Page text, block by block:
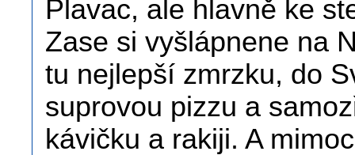
Plavac, ale hlavně ke
Zase si vyšlápnene na
tu nejlepší zmrzku, do
suprovou pizzu a
kávičku a rakiji. A